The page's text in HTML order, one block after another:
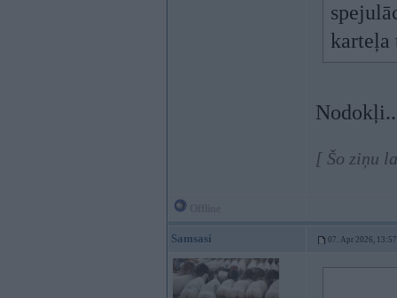
karteļa
[ Šo ziņu
Samsasi 07. Apr 2026, 13:57